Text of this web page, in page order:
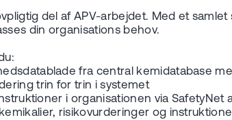
del af APV-arbejdet. Med et
din organisations behov.
fra central kemidatabase
trin for trin i systemet
i organisationen via SafetyNet
risikovurderinger og